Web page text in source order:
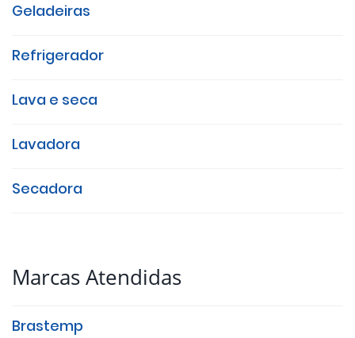
Geladeiras
Refrigerador
Lava e seca
Lavadora
Secadora
Marcas Atendidas
Brastemp